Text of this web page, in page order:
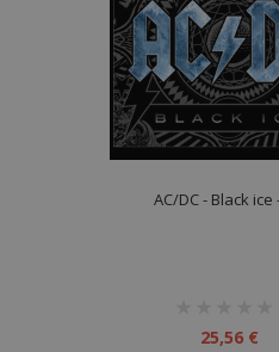
AC/DC - Black ice
25,56 €